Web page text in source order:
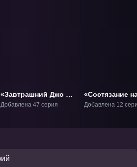
«Завтрашний Джо 2»
ТВ-2
Добавлена 47 серия
«Состязание
ринге 1» ТВ-1
Добавлена 12